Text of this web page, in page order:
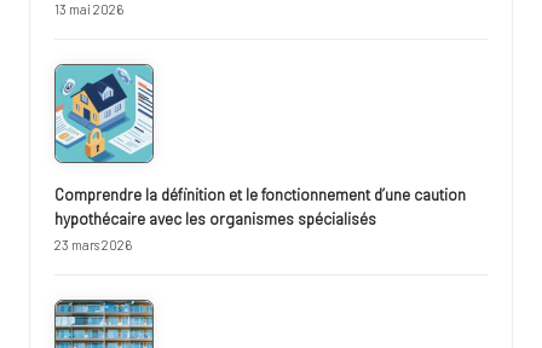
13 mai 2026
Comprendre la définition et le fonctionnement d’une caution
hypothécaire avec les organismes spécialisés
23 mars 2026